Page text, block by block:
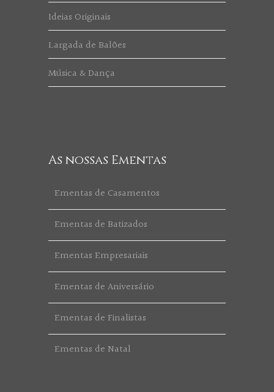
Ideias Originais
Largada de Balões
Música & Dança
As nossas Ementas
Ementas de Casamentos
Ementas de Batizados
Ementas Empresariais
Ementas de Aniversário
Ementas de Finalistas
Ementas de Natal